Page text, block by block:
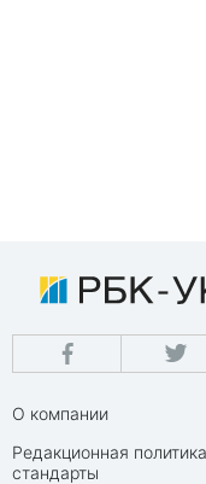
О компании
Редакционная
стандарты